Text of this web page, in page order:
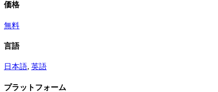
価格
無料
言語
日本語, 英語
プラットフォーム